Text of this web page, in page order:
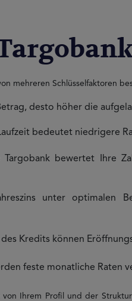
mehreren Schlüsselfaktoren
desto höher die
bedeutet niedrigere
Targobank bewertet Ihre
unter optimalen
Kredits können
feste monatliche Raten
Ihrem Profil und der